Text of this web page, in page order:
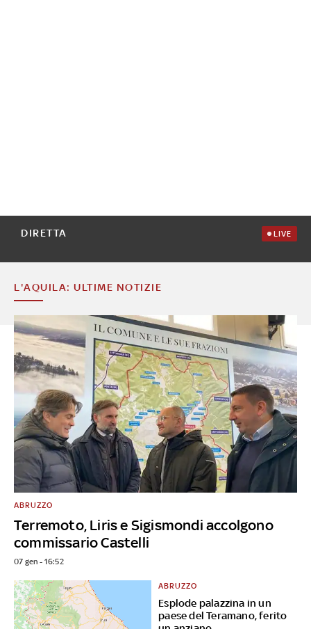
DIRETTA LIVE
L'AQUILA: ULTIME NOTIZIE
Terremoto, Liris e Sigismondi accolgono
commissario Castelli
ABRUZZO
07 gen - 16:52
Esplode palazzina in un
paese del Teramano, ferito
ABRUZZO